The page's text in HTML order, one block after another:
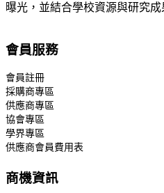
曝光，並結合學校資源與研究成
會員服務
會員註冊
採購商專區
供應商專區
協會專區
學界專區
供應商會員費用表
商機資訊